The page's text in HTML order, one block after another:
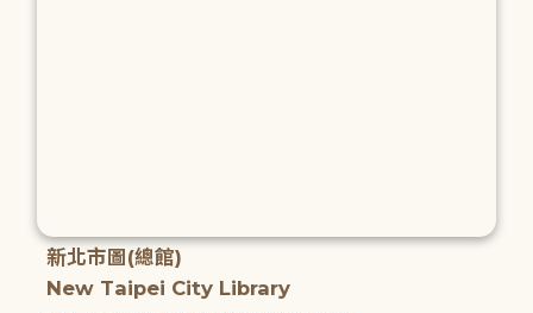
新北市圖(總館)
New Taipei City Library